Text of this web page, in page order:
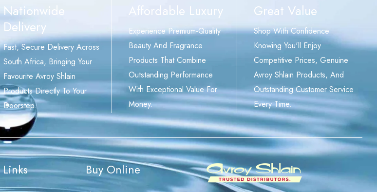
Nationwide
Delivery
Fast, Secure Delivery Across
South Africa, Bringing Your
Favourite Avroy Shlain
Products Directly To Your
Doorstep.
Affordable Luxury
Experience Premium-Quality
Beauty And Fragrance
Products That Combine
Outstanding Performance
With Exceptional Value For
Money.
Great Value
Shop With Confidence
Knowing You'll Enjoy
Competitive Prices, Genuine
Avroy Shlain Products, And
Outstanding Customer Service
Every Time.
Buy Online